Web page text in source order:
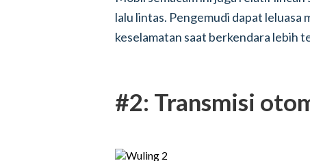
lalu lintas. Pengemudi dapat
keselamatan saat berkendara lebih
#2: Transmisi